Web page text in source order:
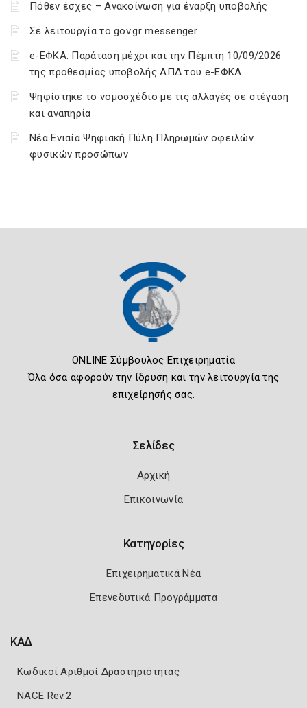
Πόθεν έσχες – Ανακοίνωση για έναρξη υποβολής
Σε λειτουργία το gov.gr messenger
e-ΕΦΚΑ: Παράταση μέχρι και την Πέμπτη 10/09/2026
της προθεσμίας υποβολής ΑΠΔ του e-ΕΦΚΑ
Ψηφίστηκε το νομοσχέδιο με τις αλλαγές σε στέγαση
και αναπηρία
Νέα Ενιαία Ψηφιακή Πύλη Πληρωμών οφειλών
φυσικών προσώπων
ONLINE Σύμβουλος Επιχειρηματία
Όλα όσα αφορούν την ίδρυση και την λειτουργία της
επιχείρησής σας.
Σελίδες
Αρχική
Επικοινωνία
Κατηγορίες
Επιχειρηματικά Νέα
Επενεδυτικά Προγράμματα
ΚΑΔ
Κωδικοί Αριθμοί Δραστηριότητας
NACE Rev.2